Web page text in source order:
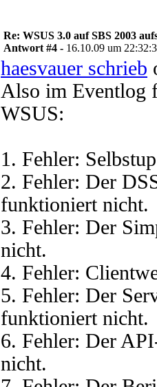
Re: WSUS 3.0 auf SBS 2003
Antwort #4 - 16.10.09 um
haesvauer schrieb
Also im Eventlog
WSUS:
1. Fehler:
2. Fehler: Der
funktioniert nicht.
3. Fehler: Der
nicht.
4. Fehler:
5. Fehler: Der
funktioniert nicht.
6. Fehler: Der
nicht.